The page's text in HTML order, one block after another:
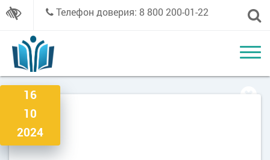
Телефон доверия: 8 800 200-01-22
16
10
2024